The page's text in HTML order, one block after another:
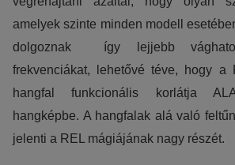
amelyek szinte minden modell
dolgoznak így lejjebb
frekvenciákat, lehetővé téve, hogy a
hangfal funkcionális korlátja
hangképbe. A hangfalak alá való
jelenti a REL mágiájának nagy részét.